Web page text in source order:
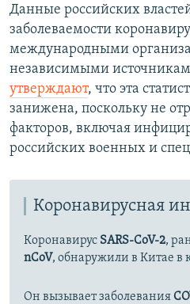
720p
Данные российских
заболеваемости
международными
независимыми
утверждают, что эта
занижена, поскольку не
факторов, включая
российских военных и
Коронавирусная
Коронавирус SARS-CoV-2,
nCoV, обнаружили в Китае в
Он вызывает заболевания